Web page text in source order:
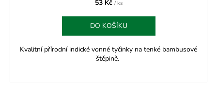
53 Kč / ks
DO KOŠÍKU
Kvalitní přírodní indické vonné tyčinky na tenké bambusové
štěpině.